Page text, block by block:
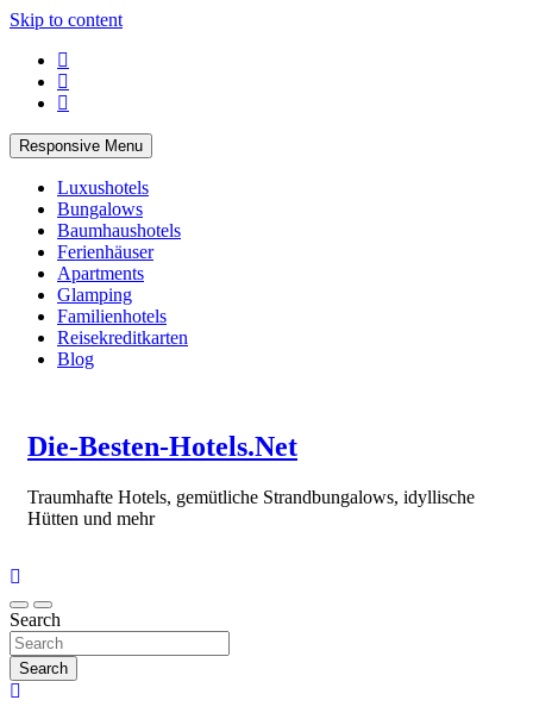
Skip to content
Responsive Menu
Luxushotels
Bungalows
Baumhaushotels
Ferienhäuser
Apartments
Glamping
Familienhotels
Reisekreditkarten
Blog
Die-Besten-Hotels.Net
Traumhafte Hotels, gemütliche Strandbungalows, idyllische
Hütten und mehr
Search
Search